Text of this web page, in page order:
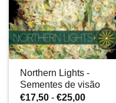
Northern Lights -
Sementes de visão
€17,50 - €25,00Gama